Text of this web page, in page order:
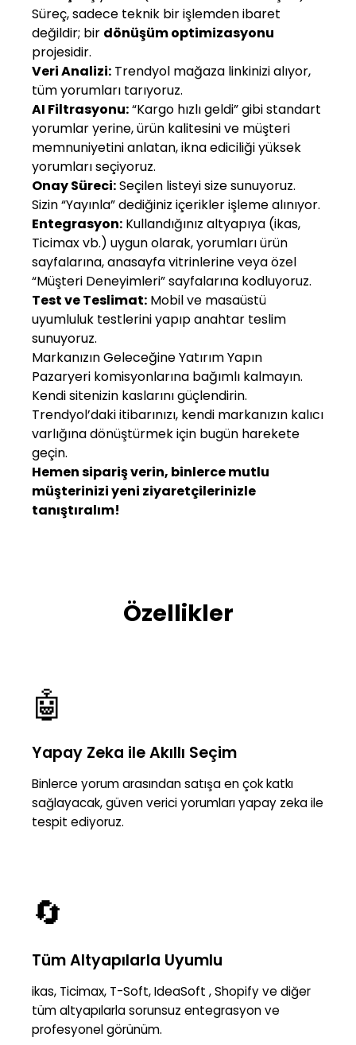
Süreç, sadece teknik bir işlemden ibaret
değildir; bir dönüşüm optimizasyonu
projesidir.
Veri Analizi: Trendyol mağaza linkinizi alıyor,
tüm yorumları tarıyoruz.
AI Filtrasyonu:“Kargo hızlı geldi” gibi standart
yorumlar yerine, ürün kalitesini ve müşteri
memnuniyetini anlatan, ikna ediciliği yüksek
yorumları seçiyoruz.
Onay Süreci:Seçilen listeyi size sunuyoruz.
Sizin “Yayınla” dediğiniz içerikler işleme alınıyor.
Entegrasyon: Kullandığınız altyapıya (ikas,
Ticimax vb.) uygun olarak, yorumları ürün
sayfalarına, anasayfa vitrinlerine veya özel
“Müşteri Deneyimleri” sayfalarına kodluyoruz.
Test ve Teslimat: Mobil ve masaüstü
uyumluluk testlerini yapıp anahtar teslim
sunuyoruz.
Markanızın Geleceğine Yatırım Yapın
Pazaryeri komisyonlarına bağımlı kalmayın.
Kendi sitenizin kaslarını güçlendirin.
Trendyol’daki itibarınızı, kendi markanızın kalıcı
varlığına dönüştürmek için bugün harekete
geçin.
Hemen sipariş verin, binlerce mutlu
müşterinizi yeni ziyaretçilerinizle
tanıştıralım!
Özellikler
🤖
Yapay Zeka ile Akıllı Seçim
Binlerce yorum arasından satışa en çok katkı
sağlayacak, güven verici yorumları yapay zeka ile
tespit ediyoruz.
🔄
Tüm Altyapılarla Uyumlu
ikas, Ticimax, T-Soft, IdeaSoft , Shopify ve diğer
tüm altyapılarla sorunsuz entegrasyon ve
profesyonel görünüm.